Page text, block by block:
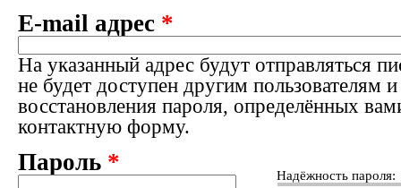
E-mail адрес *
На указанный адрес будут отправляться
не будет доступен другим пользователям
восстановления пароля, определённых
контактную форму.
Надёжность пароля:
Пароль *